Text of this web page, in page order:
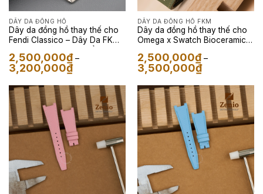
DÂY DA ĐỒNG HỒ
Dây da đồng hồ thay thế cho
Fendi Classico – Dây Da FKM
2,500,000₫ –
3,200,000₫Khoảng
giá:
2,500,000₫
đến
3,200,000₫
DÂY DA ĐỒNG HỒ FKM
Dây da đồng hồ thay thế cho
Omega x Swatch Bioceramic
Mercury – Dây Da FKM
Sailcloth Màu Olive
2,500,000₫ –
3,500,000₫Khoảng
giá:
2,500,000₫
đến
3,500,000₫